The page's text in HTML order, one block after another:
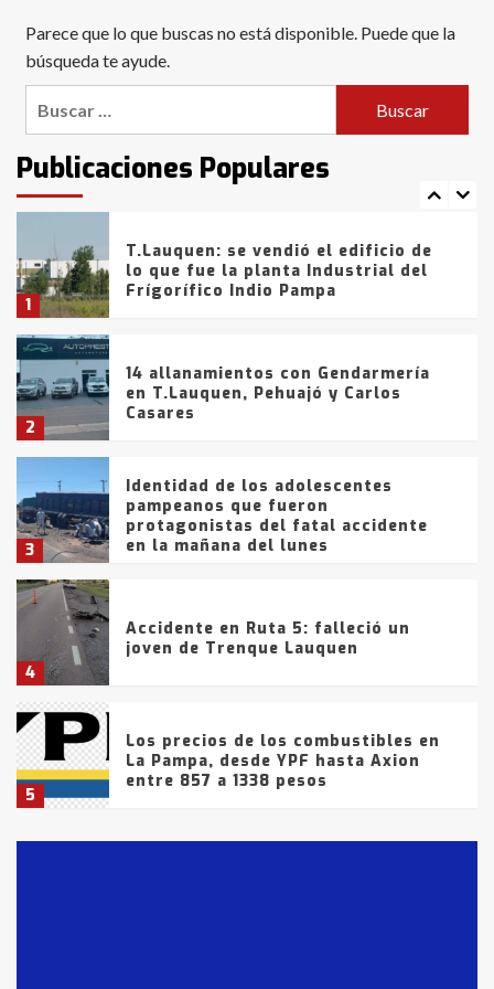
Parece que lo que buscas no está disponible. Puede que la
búsqueda te ayude.
Publicaciones Populares
6
con lluvias y heladas, en gran parte
de la provincia
intentaron evadir a la Policía
fueron detenidos por
comercialización de drogas en la
tarde del sábado
1
T.Lauquen: se vendió el edificio de
lo que fue la planta Industrial del
Frígorífico Indio Pampa
2
14 allanamientos con Gendarmería
en T.Lauquen, Pehuajó y Carlos
Casares
3
Identidad de los adolescentes
pampeanos que fueron
protagonistas del fatal accidente
en la mañana del lunes
4
Accidente en Ruta 5: falleció un
joven de Trenque Lauquen
5
Los precios de los combustibles en
La Pampa, desde YPF hasta Axion
entre 857 a 1338 pesos